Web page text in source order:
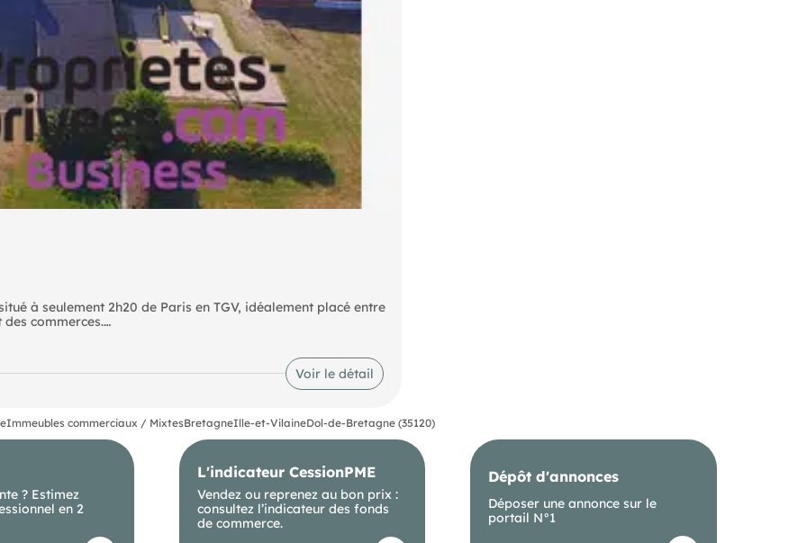
à seulement 2h20 de Paris en TGV, idéalement placé entre
commerces.
deux studios, un appartement indépendant, ainsi qu'une
homes, emplacements pour tentes, piscine chauffée, aire
servir de garages ou être aménagé selon vos projets.
: résidence de prestige, projet hôtelier, lieu d'événementiel,
Voir le détail
Immeubles commerciaux / MixtesBretagneIlle-et-VilaineDol-de-Bretagne (35120)
? Estimez
en 2
L'indicateur CessionPME
Vendez ou reprenez au bon prix :
consultez l’indicateur des fonds
de commerce.
Dépôt d'annonces
Déposer une annonce sur le
portail N°1